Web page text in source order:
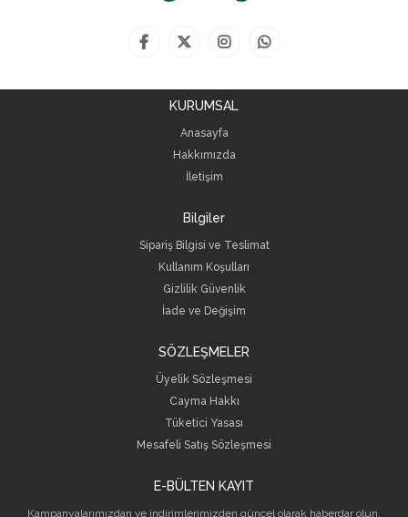
KURUMSAL
Anasayfa
Hakkımızda
İletişim
Bilgiler
Sipariş Bilgisi ve Teslimat
Kullanım Koşulları
Gizlilik Güvenlik
İade ve Değişim
SÖZLEŞMELER
Üyelik Sözleşmesi
Cayma Hakkı
Tüketici Yasası
Mesafeli Satış Sözleşmesi
E-BÜLTEN KAYIT
Kampanyalarımızdan ve indirimlerimizden güncel olarak haberdar olun.